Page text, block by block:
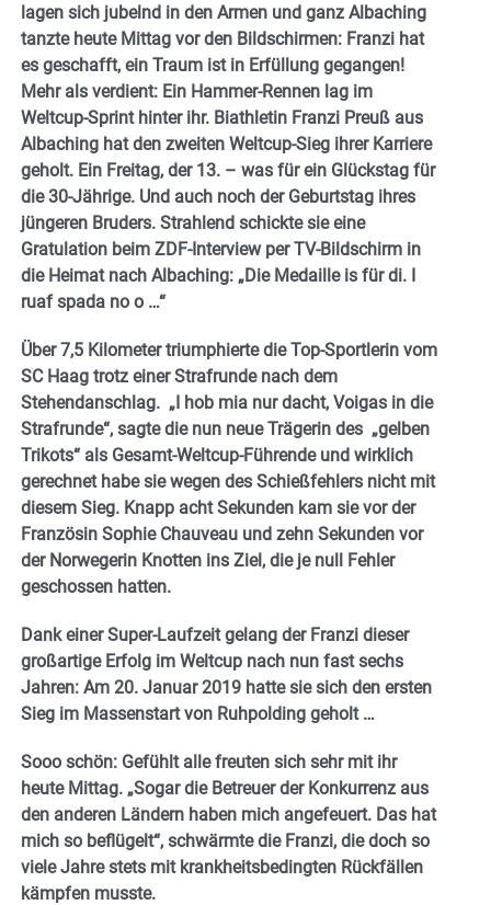
lagen sich jubelnd in den Armen und ganz Albaching
tanzte heute Mittag vor den Bildschirmen: Franzi hat
es geschafft, ein Traum ist in Erfüllung gegangen!
Mehr als verdient: Ein Hammer-Rennen lag im
Weltcup-Sprint hinter ihr. Biathletin Franzi Preuß aus
Albaching hat den zweiten Weltcup-Sieg ihrer Karriere
geholt. Ein Freitag, der 13. – was für ein Glückstag für
die 30-Jährige. Und auch noch der Geburtstag ihres
jüngeren Bruders. Strahlend schickte sie eine
Gratulation beim ZDF-Interview per TV-Bildschirm in
die Heimat nach Albaching: „Die Medaille is für di. I
ruaf spada no o …“
Über 7,5 Kilometer triumphierte die Top-Sportlerin vom
SC Haag trotz einer Strafrunde nach dem
Stehendanschlag. „I hob mia nur dacht, Voigas in die
Strafrunde“, sagte die nun neue Trägerin des „gelben
Trikots“ als Gesamt-Weltcup-Führende und wirklich
gerechnet habe sie wegen des Schießfehlers nicht mit
diesem Sieg. Knapp acht Sekunden kam sie vor der
Französin Sophie Chauveau und zehn Sekunden vor
der Norwegerin Knotten ins Ziel, die je null Fehler
geschossen hatten.
Dank einer Super-Laufzeit gelang der Franzi dieser
großartige Erfolg im Weltcup nach nun fast sechs
Jahren: Am 20. Januar 2019 hatte sie sich den ersten
Sieg im Massenstart von Ruhpolding geholt …
Sooo schön: Gefühlt alle freuten sich sehr mit ihr
heute Mittag. „Sogar die Betreuer der Konkurrenz aus
den anderen Ländern haben mich angefeuert. Das hat
mich so beflügelt“, schwärmte die Franzi, die doch so
viele Jahre stets mit krankheitsbedingten Rückfällen
kämpfen musste.